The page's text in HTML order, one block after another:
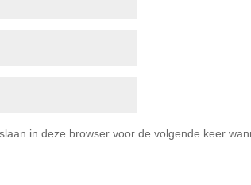
in deze browser voor de volgende keer